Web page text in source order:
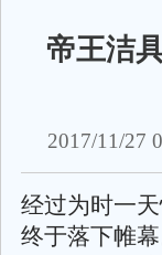
帝王洁
2017/11/27
经过为时一
终于落下帷